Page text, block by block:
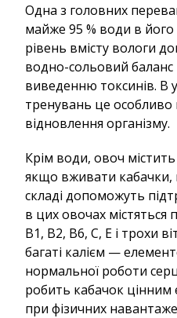
Одна з головних
майже 95 % води в його
рівень вмісту вологи
водно-сольовий баланс
виведенню токсинів. В
тренувань це
відновлення організму.
Крім води, овоч
якщо вживати кабачки,
складі допоможуть
в цих овочах містяться
B1, B2, B6, C, E і трохи
багаті калієм —
нормальної роботи
робить кабачок
при фізичних